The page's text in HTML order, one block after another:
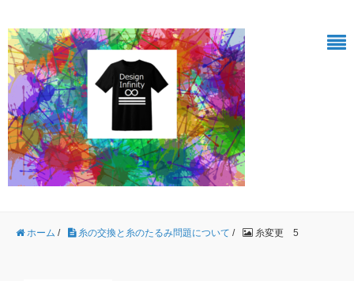
ホーム / 糸の交換と糸のたるみ問題について / 糸変更 5